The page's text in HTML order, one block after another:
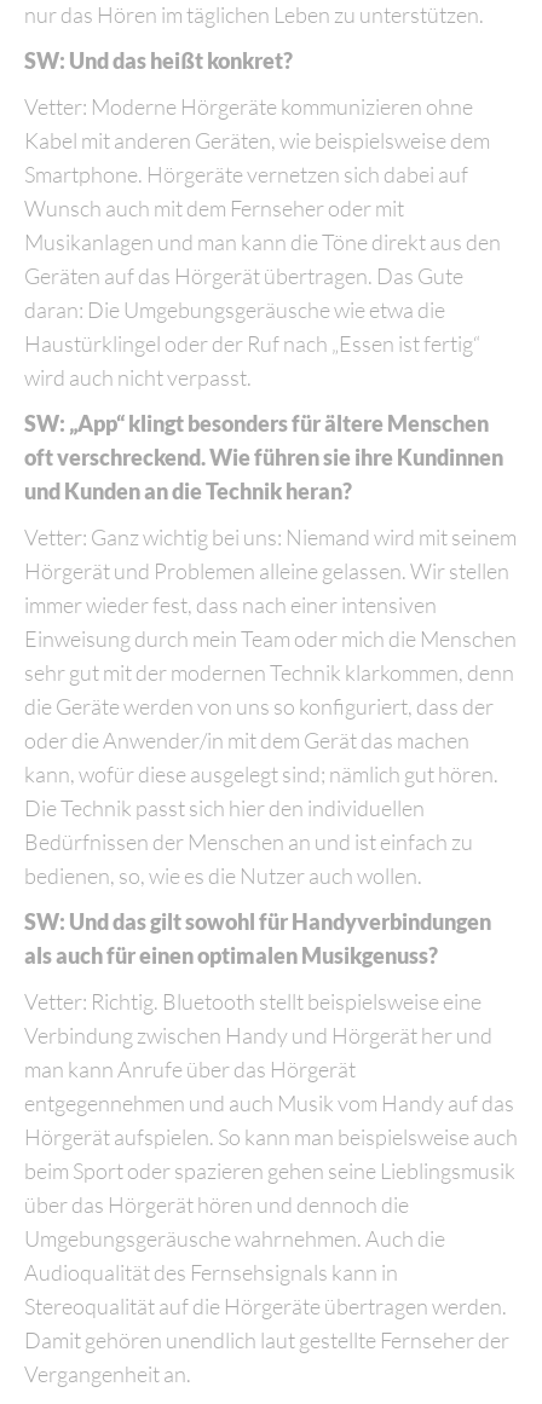
nur das Hören im täglichen Leben zu unterstützen.
SW: Und das heißt konkret?
Vetter: Moderne Hörgeräte kommunizieren ohne
Kabel mit anderen Geräten, wie beispielsweise dem
Smartphone. Hörgeräte vernetzen sich dabei auf
Wunsch auch mit dem Fernseher oder mit
Musikanlagen und man kann die Töne direkt aus den
Geräten auf das Hörgerät übertragen. Das Gute
daran: Die Umgebungsgeräusche wie etwa die
Haustürklingel oder der Ruf nach „Essen ist fertig“
wird auch nicht verpasst.
SW: „App“ klingt besonders für ältere Menschen
oft verschreckend. Wie führen sie ihre Kundinnen
und Kunden an die Technik heran?
Vetter: Ganz wichtig bei uns: Niemand wird mit seinem
Hörgerät und Problemen alleine gelassen. Wir stellen
immer wieder fest, dass nach einer intensiven
Einweisung durch mein Team oder mich die Menschen
sehr gut mit der modernen Technik klarkommen, denn
die Geräte werden von uns so konfiguriert, dass der
oder die Anwender/in mit dem Gerät das machen
kann, wofür diese ausgelegt sind; nämlich gut hören.
Die Technik passt sich hier den individuellen
Bedürfnissen der Menschen an und ist einfach zu
bedienen, so, wie es die Nutzer auch wollen.
SW: Und das gilt sowohl für Handyverbindungen
als auch für einen optimalen Musikgenuss?
Vetter: Richtig. Bluetooth stellt beispielsweise eine
Verbindung zwischen Handy und Hörgerät her und
man kann Anrufe über das Hörgerät
entgegennehmen und auch Musik vom Handy auf das
Hörgerät aufspielen. So kann man beispielsweise auch
beim Sport oder spazieren gehen seine Lieblingsmusik
über das Hörgerät hören und dennoch die
Umgebungsgeräusche wahrnehmen. Auch die
Audioqualität des Fernsehsignals kann in
Stereoqualität auf die Hörgeräte übertragen werden.
Damit gehören unendlich laut gestellte Fernseher der
Vergangenheit an.